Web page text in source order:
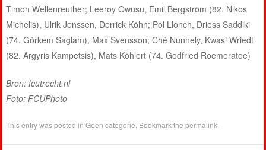
Timon Wellenreuther; Leeroy Owusu, Emil Bergström (82. Nikos
Michelis), Ulrik Jenssen, Derrick Köhn; Pol Llonch, Driess Saddiki
(74. Görkem Saglam), Max Svensson; Ché Nunnely, Kwasi Wriedt
(82. Argyris Kampetsis), Mats Köhlert (74. Godfried Roemeratoe)
Bron: fcutrecht.nl
Foto: FCUPhoto
This entry was posted inGeen categorie . Bookmark thepermalink